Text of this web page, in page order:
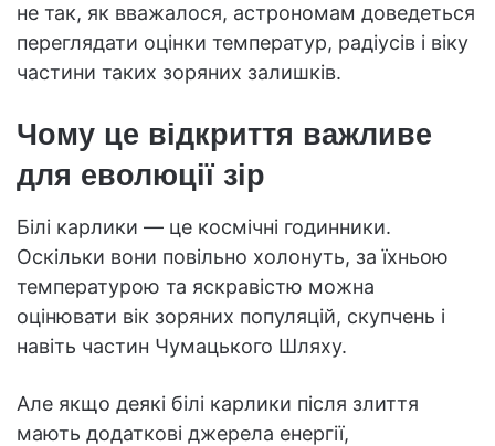
не так, як вважалося, астрономам доведеться
переглядати оцінки температур, радіусів і віку
частини таких зоряних залишків.
Чому це відкриття важливе
для еволюції зір
Білі карлики — це космічні годинники.
Оскільки вони повільно холонуть, за їхньою
температурою та яскравістю можна
оцінювати вік зоряних популяцій, скупчень і
навіть частин Чумацького Шляху.
Але якщо деякі білі карлики після злиття
мають додаткові джерела енергії,